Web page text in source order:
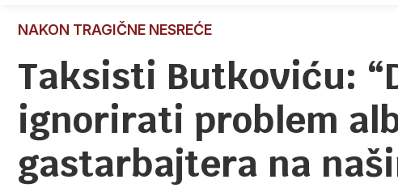
NAKON TRAGIČNE NESREĆE
Taksisti Butkoviću:
ignorirati problem
gastarbajtera na